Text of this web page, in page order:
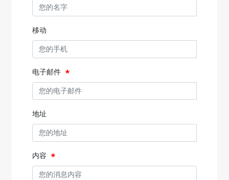
移动
电子邮件
地址
内容